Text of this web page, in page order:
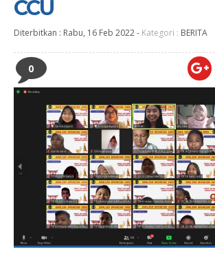
CCU
Diterbitkan : Rabu, 16 Feb 2022- Kategori : BERITA
0